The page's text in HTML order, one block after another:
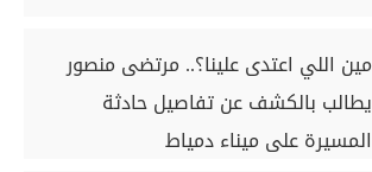
مين اللي اعتدى علينا؟.. مرتضى منصور
يطالب بالكشف عن تفاصيل حادثة
المسيرة على ميناء دمياط